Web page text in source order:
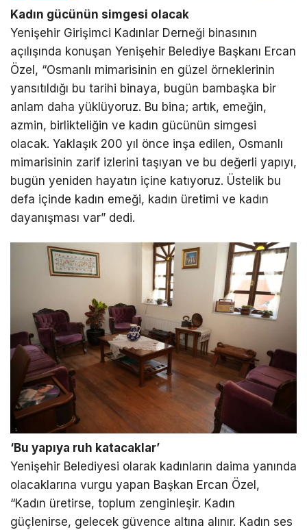
Kadın gücünün simgesi olacak
Yenişehir Girişimci Kadınlar Derneği binasının
açılışında konuşan Yenişehir Belediye Başkanı Ercan
Özel, “Osmanlı mimarisinin en güzel örneklerinin
yansıtıldığı bu tarihi binaya, bugün bambaşka bir
anlam daha yüklüyoruz. Bu bina; artık, emeğin,
azmin, birlikteliğin ve kadın gücünün simgesi
olacak. Yaklaşık 200 yıl önce inşa edilen, Osmanlı
mimarisinin zarif izlerini taşıyan ve bu değerli yapıyı,
bugün yeniden hayatın içine katıyoruz. Üstelik bu
defa içinde kadın emeği, kadın üretimi ve kadın
dayanışması var” dedi.
‘Bu yapıya ruh katacaklar’
Yenişehir Belediyesi olarak kadınların daima yanında
olacaklarına vurgu yapan Başkan Ercan Özel,
“Kadın üretirse, toplum zenginleşir. Kadın
güçlenirse, gelecek güvence altına alınır. Kadın ses